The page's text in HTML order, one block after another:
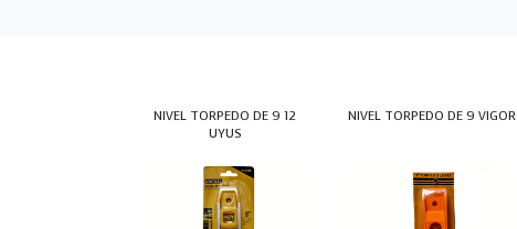
NIVEL TORPEDO DE 9 12
UYUS
NIVEL TORPEDO DE 9 VIGOR